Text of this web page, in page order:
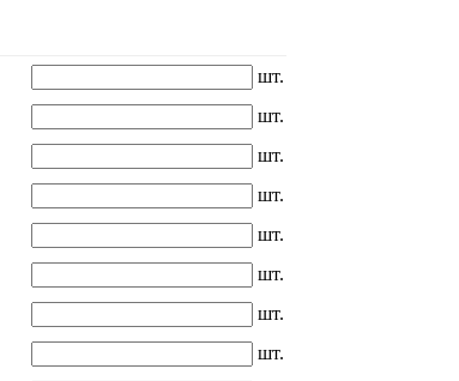
шт.
шт.
шт.
шт.
шт.
шт.
шт.
шт.